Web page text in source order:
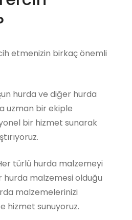
etmenizin birkaç önemli
hurda ve diğer hurda
uzman bir ekiple
bir hizmet sunarak
türlü hurda malzemeyi
hurda malzemesi olduğu
malzemelerinizi
hizmet sunuyoruz.